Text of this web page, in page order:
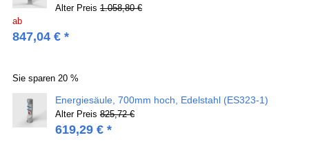
Alter Preis 1.058,80 €
ab
847,04 €*
Sie sparen 20 %
Energiesäule, 700mm hoch, Edelstahl (ES323-1)
Alter Preis 825,72 €
619,29 €*